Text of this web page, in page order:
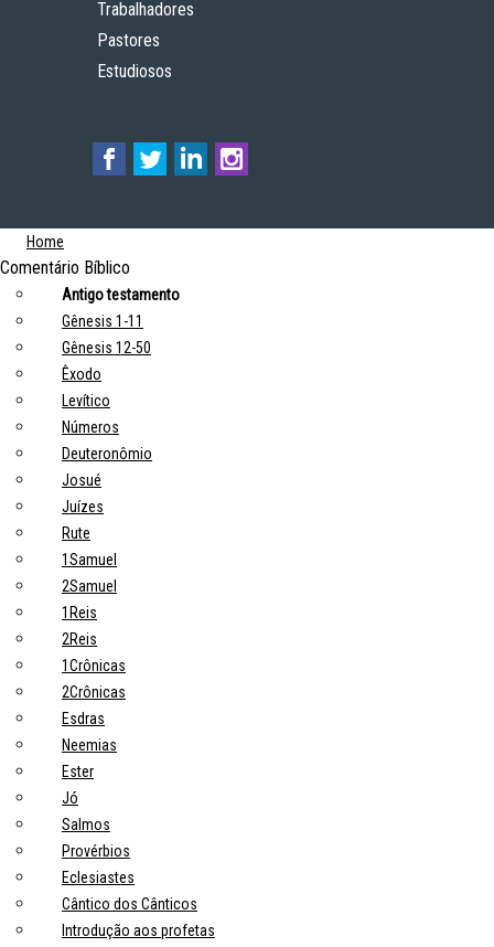
Trabalhadores
Pastores
Estudiosos
Home
Comentário Bíblico
Antigo testamento
Gênesis 1-11
Gênesis 12-50
Êxodo
Levítico
Números
Deuteronômio
Josué
Juízes
Rute
1Samuel
2Samuel
1Reis
2Reis
1Crônicas
2Crônicas
Esdras
Neemias
Ester
Jó
Salmos
Provérbios
Eclesiastes
Cântico dos Cânticos
Introdução aos profetas